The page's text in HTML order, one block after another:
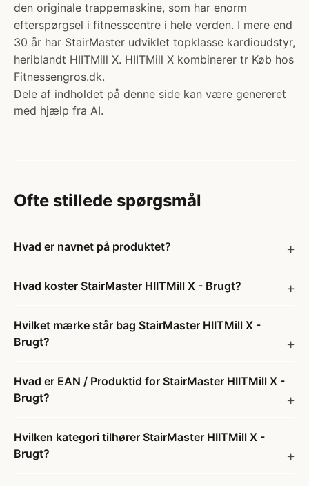
den originale trappemaskine, som har enorm
efterspørgsel i fitnesscentre i hele verden. I mere end
30 år har StairMaster udviklet topklasse kardioudstyr,
heriblandt HIITMill X. HIITMill X kombinerer tr Køb hos
Fitnessengros.dk.
Dele af indholdet på denne side kan være genereret
med hjælp fra AI.
Ofte stillede spørgsmål
Hvad er navnet på produktet?
Hvad koster StairMaster HIITMill X - Brugt?
Hvilket mærke står bag StairMaster HIITMill X -
Brugt?
Hvad er EAN / Produktid for StairMaster HIITMill X -
Brugt?
Hvilken kategori tilhører StairMaster HIITMill X -
Brugt?